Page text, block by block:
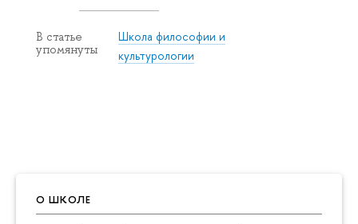
О ШКОЛЕ
В статье
упомянуты
Школа философии и
культурологии